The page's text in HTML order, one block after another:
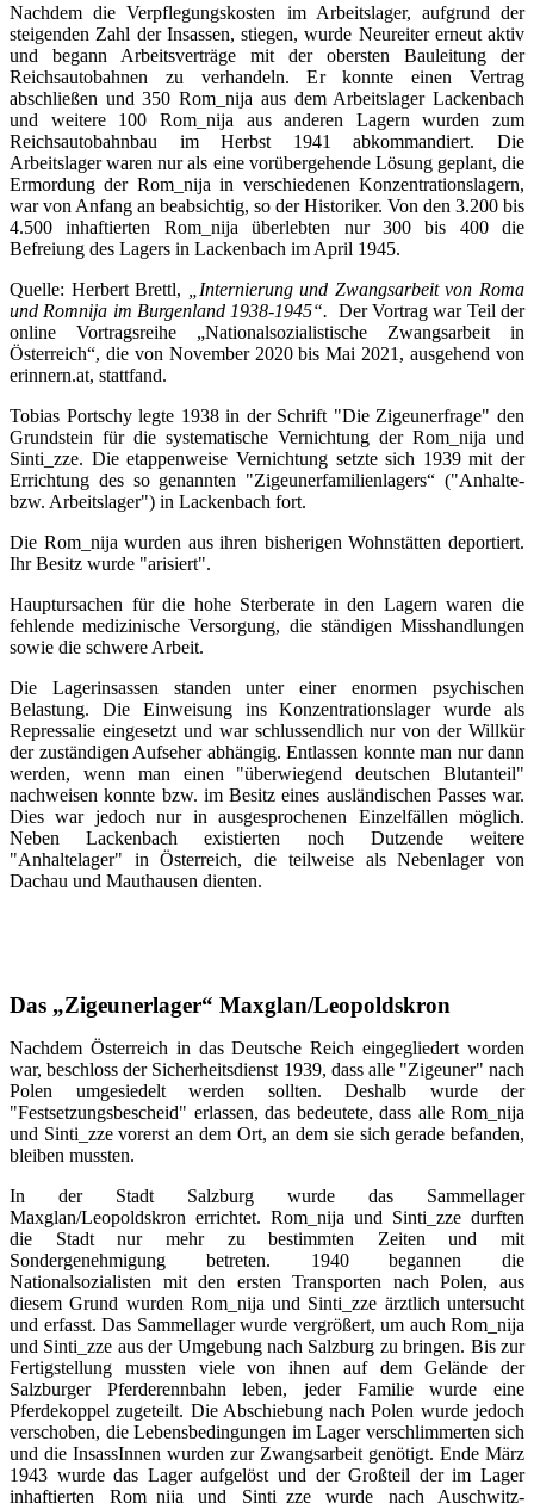
Nachdem die Verpflegungskosten im Arbeitslager, aufgrund der
steigenden Zahl der Insassen, stiegen, wurde Neureiter erneut aktiv
und begann Arbeitsverträge mit der obersten Bauleitung der
Reichsautobahnen zu verhandeln. Er konnte einen Vertrag
abschließen und 350 Rom_nija aus dem Arbeitslager Lackenbach
und weitere 100 Rom_nija aus anderen Lagern wurden zum
Reichsautobahnbau im Herbst 1941 abkommandiert. Die
Arbeitslager waren nur als eine vorübergehende Lösung geplant, die
Ermordung der Rom_nija in verschiedenen Konzentrationslagern,
war von Anfang an beabsichtig, so der Historiker. Von den 3.200 bis
4.500 inhaftierten Rom_nija überlebten nur 300 bis 400 die
Befreiung des Lagers in Lackenbach im April 1945.
Quelle: Herbert Brettl,
„Internierung und Zwangsarbeit von Roma
und Romnija im Burgenland 1938-1945“. Der Vortrag war Teil der
online Vortragsreihe „Nationalsozialistische Zwangsarbeit in
Österreich“, die von November 2020 bis Mai 2021, ausgehend von
erinnern.at, stattfand.
Tobias Portschy legte 1938 in der Schrift "Die Zigeunerfrage" den
Grundstein für die systematische Vernichtung der Rom_nija und
Sinti_zze. Die etappenweise Vernichtung setzte sich 1939 mit der
Errichtung des so genannten "Zigeunerfamilienlagers“ ("Anhalte-
bzw. Arbeitslager") in Lackenbach fort.
Die Rom_nija wurden aus ihren bisherigen Wohnstätten deportiert.
Ihr Besitz wurde "arisiert".
Hauptursachen für die hohe Sterberate in den Lagern waren die
fehlende medizinische Versorgung, die ständigen Misshandlungen
sowie die schwere Arbeit.
Die Lagerinsassen standen unter einer enormen psychischen
Belastung. Die Einweisung ins Konzentrationslager wurde als
Repressalie eingesetzt und war schlussendlich nur von der Willkür
der zuständigen Aufseher abhängig. Entlassen konnte man nur dann
werden, wenn man einen "überwiegend deutschen Blutanteil"
nachweisen konnte bzw. im Besitz eines ausländischen Passes war.
Dies war jedoch nur in ausgesprochenen Einzelfällen möglich.
Neben Lackenbach existierten noch Dutzende weitere
"Anhaltelager" in Österreich, die teilweise als Nebenlager von
Dachau und Mauthausen dienten.
Das „Zigeunerlager“ Maxglan/Leopoldskron
Nachdem Österreich in das Deutsche Reich eingegliedert worden
war, beschloss der Sicherheitsdienst 1939, dass alle "Zigeuner" nach
Polen umgesiedelt werden sollten. Deshalb wurde der
"Festsetzungsbescheid" erlassen, das bedeutete, dass alle Rom_nija
und Sinti_zze vorerst an dem Ort, an dem sie sich gerade befanden,
bleiben mussten.
In der Stadt Salzburg wurde das Sammellager
Maxglan/Leopoldskron errichtet. Rom_nija und Sinti_zze durften
die Stadt nur mehr zu bestimmten Zeiten und mit
Sondergenehmigung betreten. 1940 begannen die
Nationalsozialisten mit den ersten Transporten nach Polen, aus
diesem Grund wurden Rom_nija und Sinti_zze ärztlich untersucht
und erfasst. Das Sammellager wurde vergrößert, um auch Rom_nija
und Sinti_zze aus der Umgebung nach Salzburg zu bringen. Bis zur
Fertigstellung mussten viele von ihnen auf dem Gelände der
Salzburger Pferderennbahn leben, jeder Familie wurde eine
Pferdekoppel zugeteilt. Die Abschiebung nach Polen wurde jedoch
verschoben, die Lebensbedingungen im Lager verschlimmerten sich
und die InsassInnen wurden zur Zwangsarbeit genötigt. Ende März
1943 wurde das Lager aufgelöst und der Großteil der im Lager
inhaftierten Rom_nija und Sinti_zze wurde nach Auschwitz-